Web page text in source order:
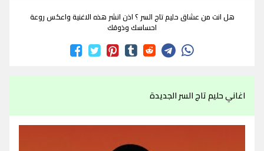
هل انت من عشاق حليم تاج السر ؟ اذن انشر هذه الاغنية واعكس روعة
احساسك وذوقك
اغاني حليم تاج السر الجديدة